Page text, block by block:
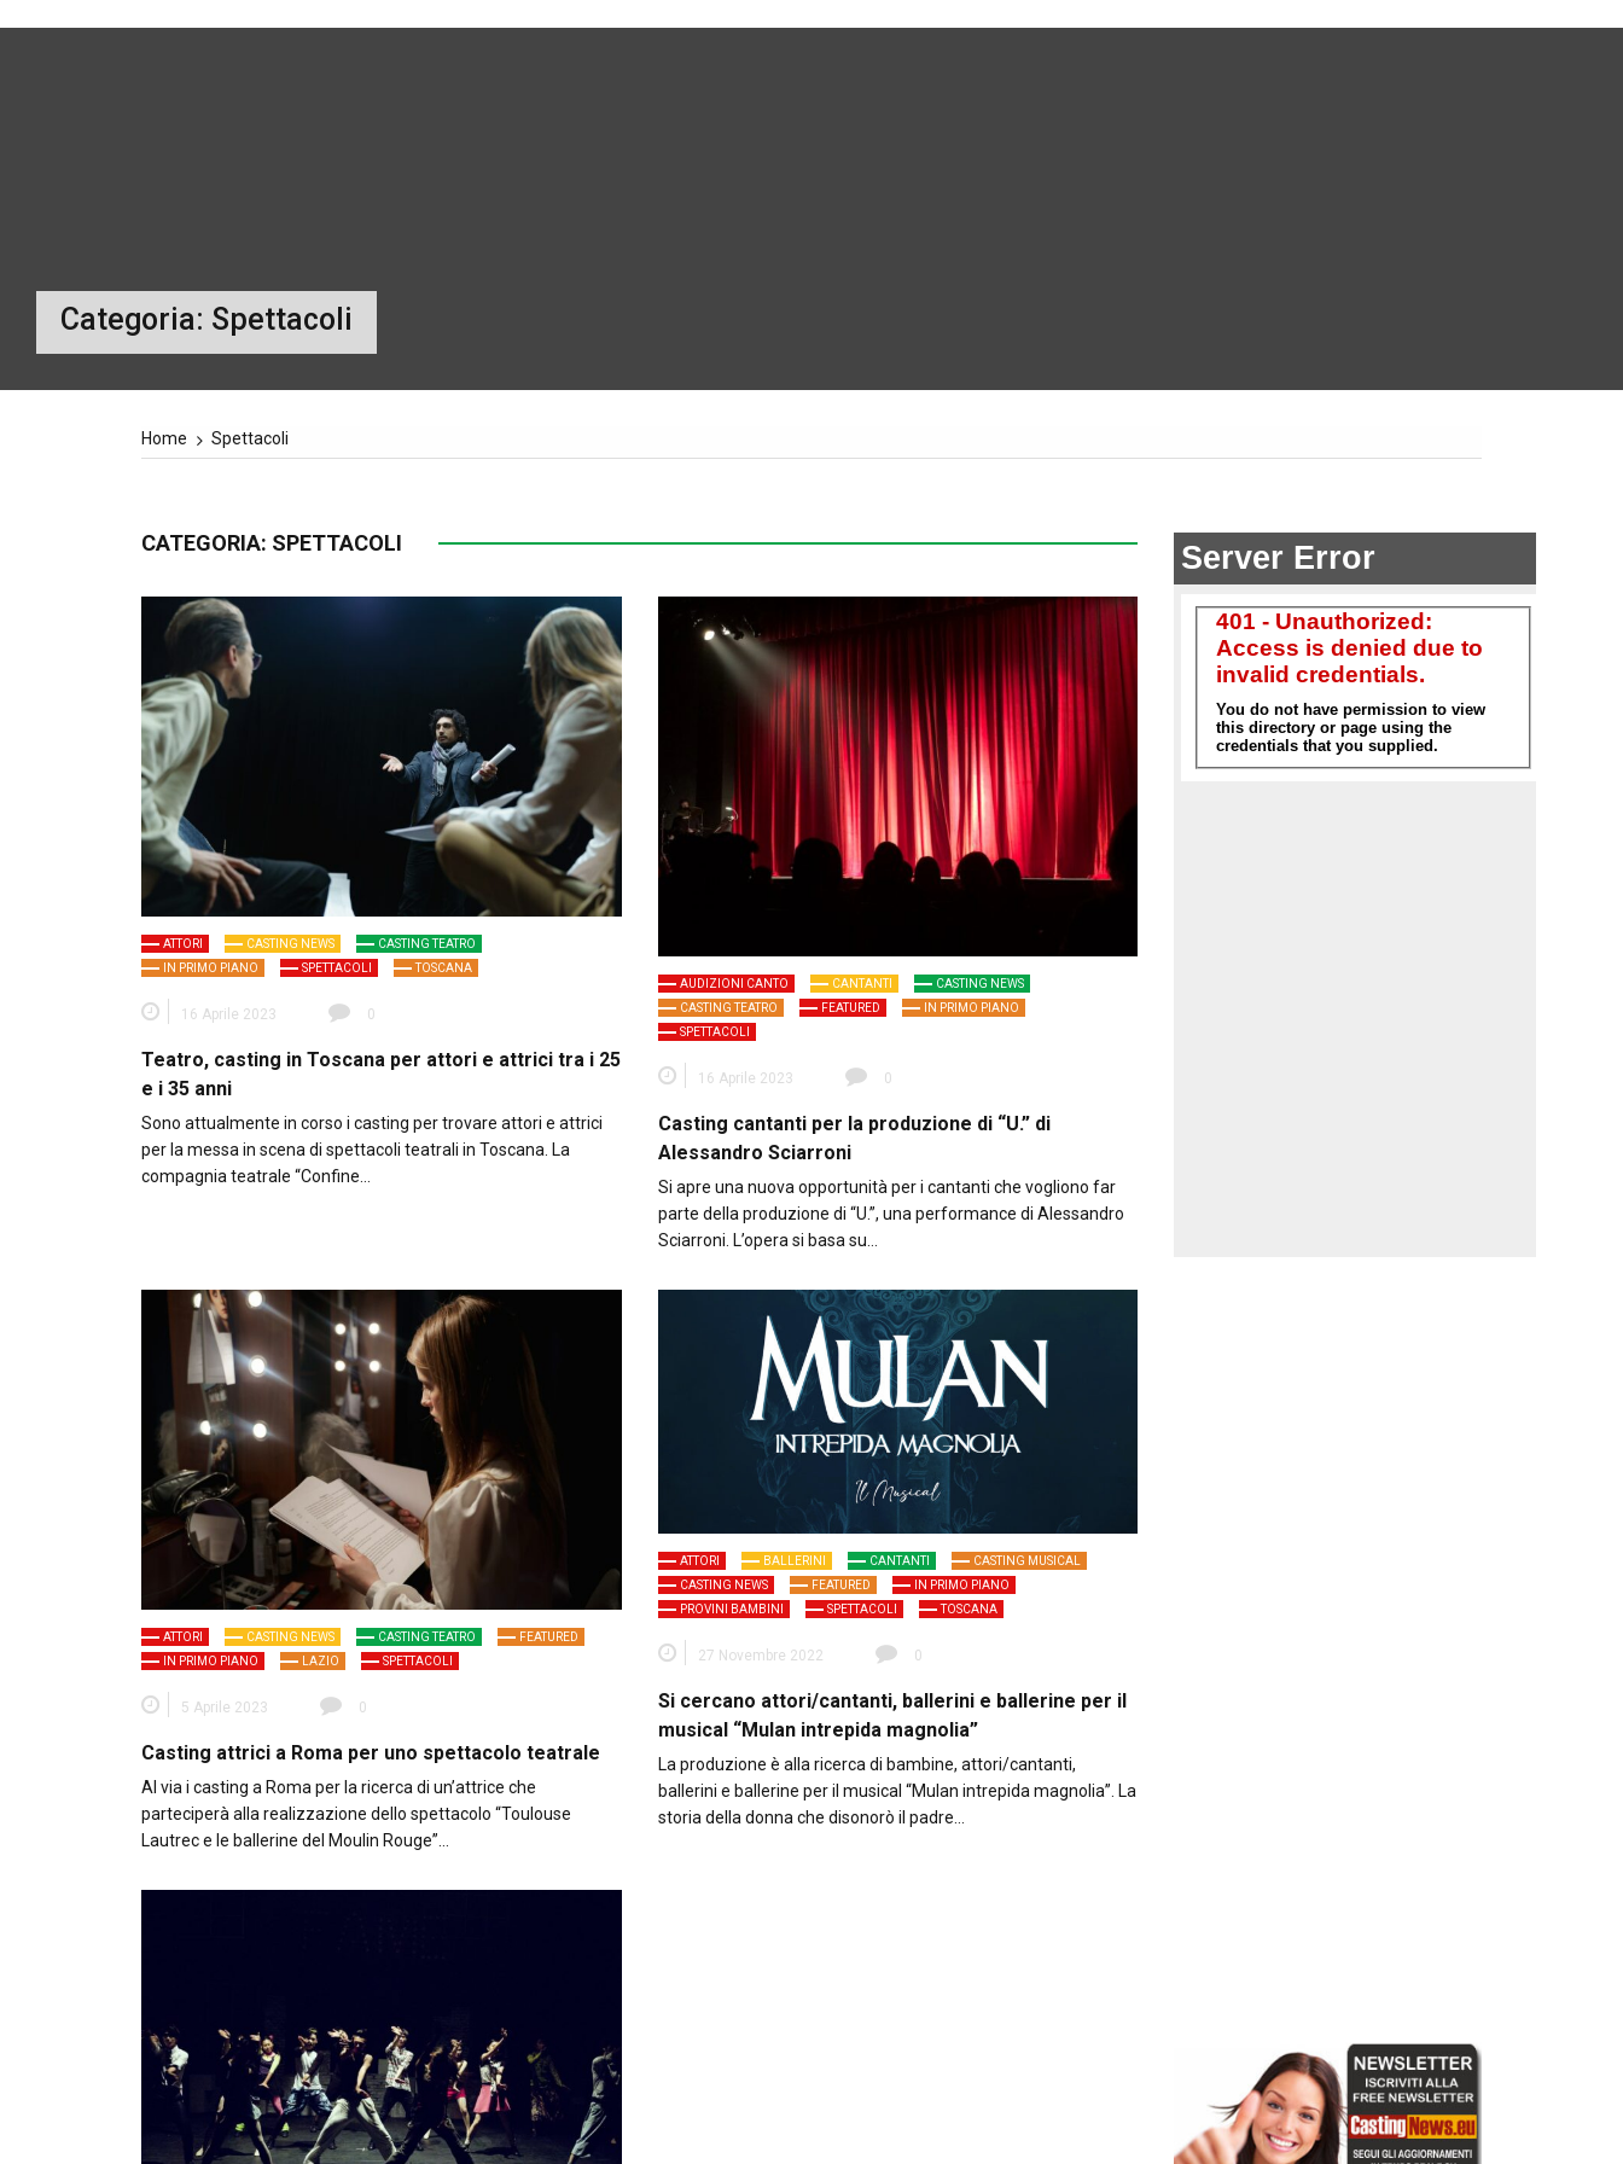
Categoria: Spettacoli
Home Spettacoli
CATEGORIA: SPETTACOLI
ATTORI CASTING NEWS
CASTING TEATRO
IN PRIMO PIANO
SPETTACOLI TOSCANA
16 Aprile 2023 0
Teatro, casting in Toscana per attori e attrici tra i 25
e i 35 anni
Sono attualmente in corso i casting per trovare attori e attrici
per la messa in scena di spettacoli teatrali in Toscana. La
compagnia teatrale “Confine…
AUDIZIONI CANTO CANTANTI
CASTING NEWS
CASTING TEATRO
FEATURED
IN PRIMO PIANO
SPETTACOLI
16 Aprile 2023 0
Casting cantanti per la produzione di “U.” di
Alessandro Sciarroni
Si apre una nuova opportunità per i cantanti che vogliono far
parte della produzione di “U.”, una performance di Alessandro
Sciarroni. L’opera si basa su…
ATTORI CASTING NEWS CASTING TEATRO
FEATURED
IN PRIMO PIANO
LAZIO SPETTACOLI
5 Aprile 2023 0
Casting attrici a Roma per uno spettacolo teatrale
Al via i casting a Roma per la ricerca di un’attrice che
parteciperà alla realizzazione dello spettacolo “Toulouse
Lautrec e le ballerine del Moulin Rouge”…
ATTORI BALLERINI CANTANTI
CASTING MUSICAL
CASTING NEWS
FEATURED
IN PRIMO PIANO
PROVINI BAMBINI
SPETTACOLI TOSCANA
27 Novembre 2022 0
Si cercano attori/cantanti, ballerini e ballerine per il
musical “Mulan intrepida magnolia”
La produzione è alla ricerca di bambine, attori/cantanti,
ballerini e ballerine per il musical “Mulan intrepida magnolia”. La
storia della donna che disonorò il padre…